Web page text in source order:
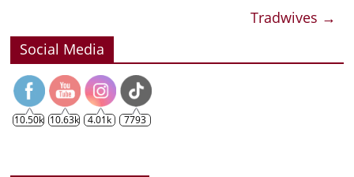
Tradwives →
Social Media
10.50k 10.63k 4.01k 7793